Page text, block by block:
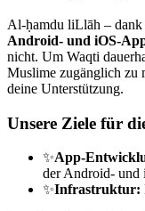
Al-ḥamdu liLlāh – dank
Android- und iOS-
nicht. Um Waqti
Muslime zugänglich zu
deine Unterstützung.
Unsere Ziele für
✨App-
der Android- und
✨Infrastruktur: